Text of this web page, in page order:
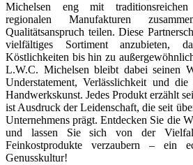
Michelsen eng mit traditionsreichen
regionalen Manufakturen
Qualitätsanspruch teilen. Diese
vielfältiges Sortiment anzubieten,
Köstlichkeiten bis hin zu
L.W.C. Michelsen bleibt dabei seinen
Understatement, Verlässlichkeit und
Handwerkskunst. Jedes Produkt erzählt
ist Ausdruck der Leidenschaft, die seit
Unternehmens prägt. Entdecken Sie die
und lassen Sie sich von der
Feinkostprodukte verzaubern – ein
Genusskultur!